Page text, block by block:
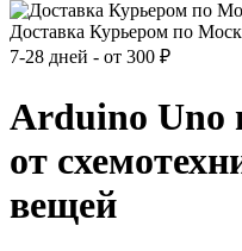
Доставка Курьером по
7-28 дней - от 300 ₽
Arduino Uno
от
вещей